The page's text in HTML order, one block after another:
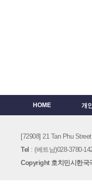
HOME 개
[72908] 21 Tan Phu
Tel : (베트남)028-3780-
Copyright 호치민시한국